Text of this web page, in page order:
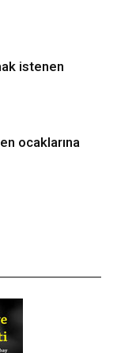
istenen
ocaklarına